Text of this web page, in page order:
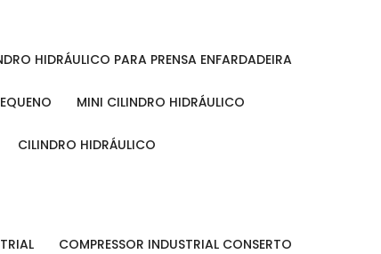
HIDRÁULICO PARA PRENSA ENFARDADEIRA
MINI CILINDRO HIDRÁULICO
CILINDRO HIDRÁULICO
COMPRESSOR INDUSTRIAL CONSERTO